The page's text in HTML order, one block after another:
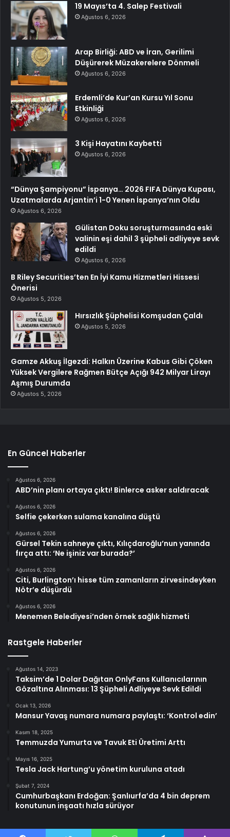
19 Mayıs’ta 4. Salep Festivali
Ağustos 6, 2026
Arap Birliği: ABD ve İran, Gerilimi
Düşürerek Müzakerelere Dönmeli
Ağustos 6, 2026
Erdemli’de Kur’an Kursu Yıl Sonu
Etkinliği
Ağustos 6, 2026
3 Kişi Hayatını Kaybetti
Ağustos 6, 2026
“Dünya Şampiyonu” İspanya… 2026 FIFA Dünya Kupası,
Uzatmalarda Arjantin’i 1-0 Yenen İspanya’nın Oldu
Ağustos 6, 2026
Gülistan Doku soruşturmasında eski
valinin eşi dahil 3 şüpheli adliyeye sevk
edildi
Ağustos 6, 2026
B Riley Securities’ten En İyi Kamu Hizmetleri Hissesi
Önerisi
Ağustos 5, 2026
Hırsızlık Şüphelisi Komşudan Çaldı
Ağustos 5, 2026
Gamze Akkuş İlgezdi: Halkın Üzerine Kabus Gibi Çöken
Yüksek Vergilere Rağmen Bütçe Açığı 942 Milyar Lirayı
Aşmış Durumda
Ağustos 5, 2026
En Güncel Haberler
Ağustos 6, 2026
ABD’nin planı ortaya çıktı! Binlerce asker saldıracak
Ağustos 6, 2026
Selfie çekerken sulama kanalına düştü
Ağustos 6, 2026
Gürsel Tekin sahneye çıktı, Kılıçdaroğlu’nun yanında
fırça attı: ‘Ne işiniz var burada?’
Ağustos 6, 2026
Citi, Burlington’ı hisse tüm zamanların zirvesindeyken
Nötr’e düşürdü
Ağustos 6, 2026
Menemen Belediyesi’nden örnek sağlık hizmeti
Rastgele Haberler
Ağustos 14, 2023
Taksim’de 1 Dolar Dağıtan OnlyFans Kullanıcılarının
Gözaltına Alınması: 13 Şüpheli Adliyeye Sevk Edildi
Ocak 13, 2026
Mansur Yavaş numara numara paylaştı: ‘Kontrol edin’
Kasım 18, 2025
Temmuzda Yumurta ve Tavuk Eti Üretimi Arttı
Mayıs 16, 2025
Tesla Jack Hartung’u yönetim kuruluna atadı
Şubat 7, 2024
Cumhurbaşkanı Erdoğan: Şanlıurfa’da 4 bin deprem
konutunun inşaatı hızla sürüyor